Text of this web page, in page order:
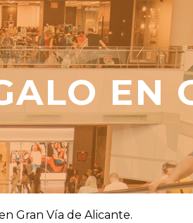
EN
Gran Vía de Alicante.